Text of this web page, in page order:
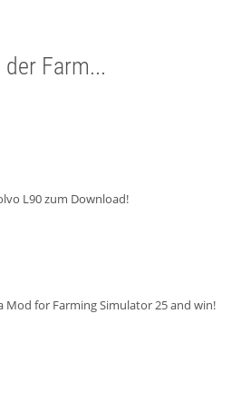
Farm...
L90 zum Download!
for Farming Simulator 25 and win!